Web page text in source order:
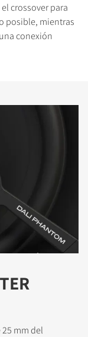
crossover para
posible, mientras
conexión
mm del